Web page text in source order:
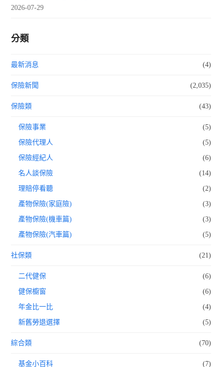
2026-07-29
分類
最新消息 (4)
保險新聞 (2,035)
保險類 (43)
保險事業 (5)
保險代理人 (5)
保險經紀人 (6)
名人談保險 (14)
理賠停看聽 (2)
產物保險(家庭險) (3)
產物保險(機車篇) (3)
產物保險(汽車篇) (5)
社保類 (21)
二代健保 (6)
健保櫥窗 (6)
年金比一比 (4)
新舊勞退選擇 (5)
綜合類 (70)
基金小百科 (7)